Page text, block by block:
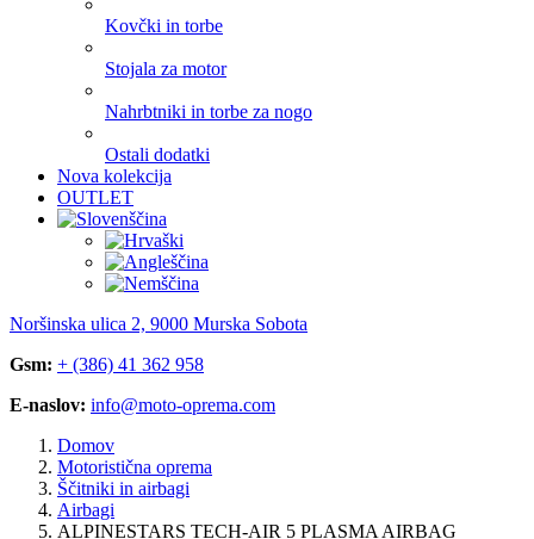
Kovčki in torbe
Stojala za motor
Nahrbtniki in torbe za nogo
Ostali dodatki
Nova kolekcija
OUTLET
Noršinska ulica 2, 9000 Murska Sobota
Gsm: + (386) 41 362 958
E-naslov: info@moto-oprema.com
Domov
Motoristična oprema
Ščitniki in airbagi
Airbagi
ALPINESTARS TECH-AIR 5 PLASMA AIRBAG